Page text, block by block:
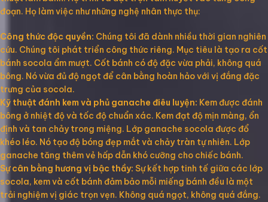
đoạn. Họ làm việc như những nghệ nhân thực thụ:
Công thức độc quyền: Chúng tôi đã dành nhiều thời gian nghiên
cứu. Chúng tôi phát triển công thức riêng. Mục tiêu là tạo ra cốt
bánh socola ẩm mượt. Cốt bánh có độ đặc vừa phải, không quá
bông. Nó vừa đủ độ ngọt để cân bằng hoàn hảo với vị đắng đặc
trưng của socola.
Kỹ thuật đánh kem và phủ ganache điêu luyện: Kem được đánh
bông ở nhiệt độ và tốc độ chuẩn xác. Kem đạt độ mịn màng, ổn
định và tan chảy trong miệng. Lớp ganache socola được đổ
khéo léo. Nó tạo độ bóng đẹp mắt và chảy tràn tự nhiên. Lớp
ganache tăng thêm vẻ hấp dẫn khó cưỡng cho chiếc bánh.
Sự cân bằng hương vị bậc thầy: Sự kết hợp tinh tế giữa các lớp
socola, kem và cốt bánh đảm bảo mỗi miếng bánh đều là một
trải nghiệm vị giác trọn vẹn. Không quá ngọt, không quá đắng.